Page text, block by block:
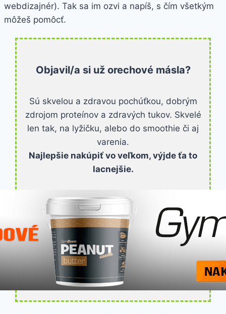
webdizajnér). Tak sa im ozvi a napíš, s čím všetkým
môžeš pomôcť.
Objavil/a si už orechové másla?
Sú skvelou a zdravou pochúťkou, dobrým
zdrojom proteínov a zdravých tukov. Skvelé
len tak, na lyžičku, alebo do smoothie či aj
varenia.
Najlepšie nakúpiť vo veľkom, výjde ťa to
lacnejšie.